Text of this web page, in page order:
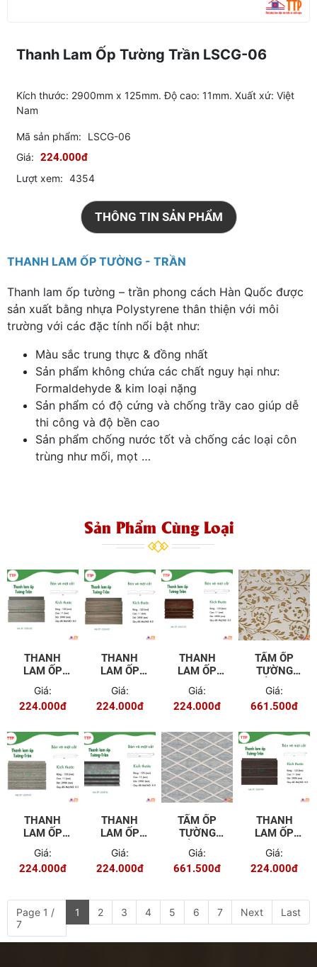
Thanh Lam Ốp Tường Trần LSCG-06
Kích thước: 2900mm x 125mm. Độ cao: 11mm. Xuất xứ: Việt
Nam
Mã sản phẩm:
LSCG-06
Giá: 224.000đ
Lượt xem: 4354
THÔNG TIN SẢN PHẨM
THANH LAM ỐP TƯỜNG - TRẦN
Thanh lam ốp tường – trần phong cách Hàn Quốc được
sản xuất bằng nhựa Polystyrene thân thiện với môi
trường với các đặc tính nổi bật như:
Màu sắc trung thực & đồng nhất
Sản phẩm không chứa các chất nguy hại như:
Formaldehyde & kim loại nặng
Sản phẩm có độ cứng và chống trầy cao giúp dễ
thi công và độ bền cao
Sản phẩm chống nước tốt và chống các loại côn
trùng như mối, mọt …
Sản Phẩm Cùng Loại
THANH
LAM ỐP
TƯỜNG
TRẦN
NGOÀI
OLSU-02
Giá:
224.000đ
THANH
LAM ỐP
TƯỜNG
TRẦN
NGOÀI
OLSU-03
Giá:
224.000đ
THANH
LAM ỐP
TƯỜNG
TRẦN
LSAG-03
Giá:
224.000đ
TẤM ỐP
TƯỜNG
TRẦN 3D
TO-10-2
Giá:
661.500đ
THANH
LAM ỐP
TƯỜNG
TRẦN
NGOÀI
01
Giá:
224.000đ
THANH
LAM ỐP
TƯỜNG
TRẦN
LSAT-06
Giá:
224.000đ
TẤM ỐP
TƯỜNG
TRẦN 3D
TO-11-1
Giá:
661.500đ
THANH
LAM ỐP
TƯỜNG
TRẦN
NGOÀI
04
Giá:
224.000đ
Page 1 /
7
1 2 3 4 5 6 7 Next Last